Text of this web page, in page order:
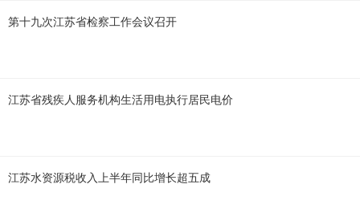
第十九次江苏省检察工作会议召开
江苏省残疾人服务机构生活用电执行居民电价
江苏水资源税收入上半年同比增长超五成